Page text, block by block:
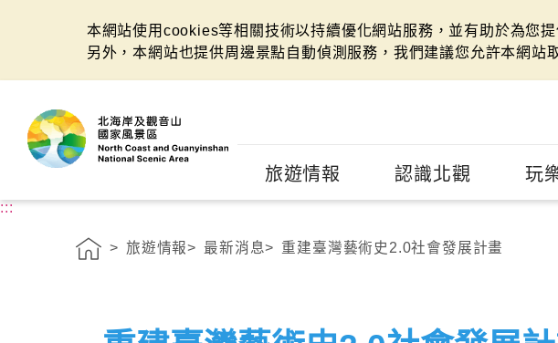
本網站使用cookies等相關技術以持續優化網站服務，並有助於為您
另外，本網站也提供周邊景點自動偵測服務，我們建議您允許本網站
旅遊情報 認識北觀 玩
:::
旅遊情報 最新消息 重建臺灣藝術史2.0社會發展計畫